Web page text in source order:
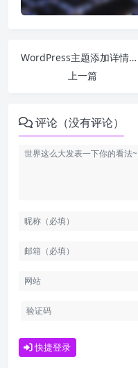
WordPress主题添加详情页完整教程｜新手零门槛&自定义进阶全覆盖
上一篇
评论（没有评论）
快捷登录